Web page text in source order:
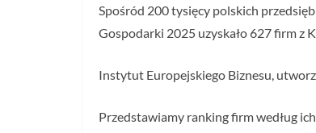
Spośród 200 tysięcy polskich
Gospodarki 2025 uzyskało 627 firm z
Instytut Europejskiego Biznesu,
Przedstawiamy ranking firm według